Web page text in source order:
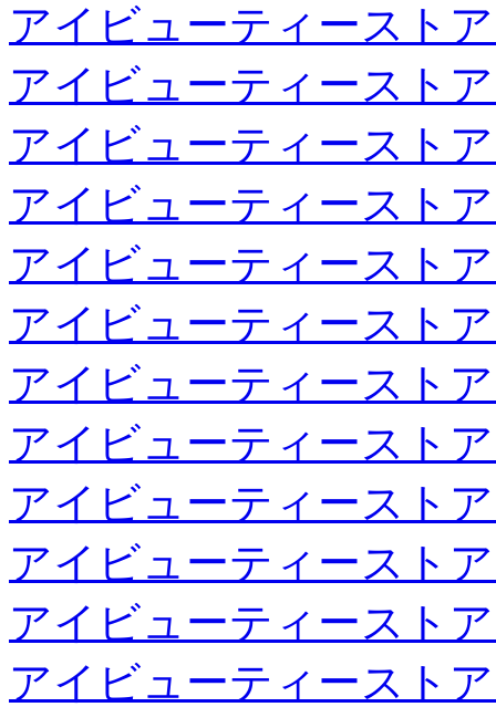
アイビューティースト
アイビューティースト
アイビューティースト
アイビューティースト
アイビューティースト
アイビューティースト
アイビューティースト
アイビューティースト
アイビューティースト
アイビューティースト
アイビューティースト
アイビューティースト